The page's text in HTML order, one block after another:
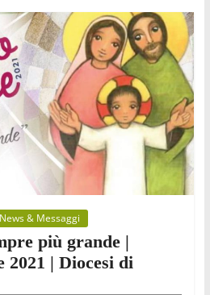
News & Messaggi
più grande |
2021 | Diocesi di